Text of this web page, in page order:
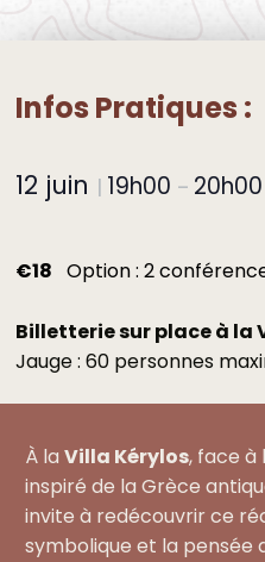
Infos Pratiques :
12 juin 19h00 – 20h00
€18 Option : 2
Billetterie sur place à la
Jauge : 60 personnes
À la Villa Kérylos, face à
inspiré de la Grèce
invite à redécouvrir ce
symbolique et la pensée